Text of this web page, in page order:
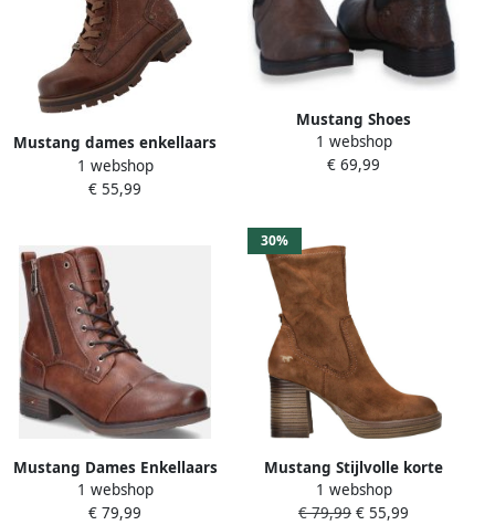
Mustang dames enkellaars
TEX bruin gevoerd
1 webshop
€ 55,99
Mustang Shoes
Winterlaarzen Elfi
Winterboots met
1 webshop
€ 69,99
Mustang Dames Enkellaars
Cognac
1 webshop
€ 79,99
30%
Mustang Stijlvolle korte
laars voor dames in lichte
cognac kleur Brown Dames
1 webshop
€ 79,99 € 55,99